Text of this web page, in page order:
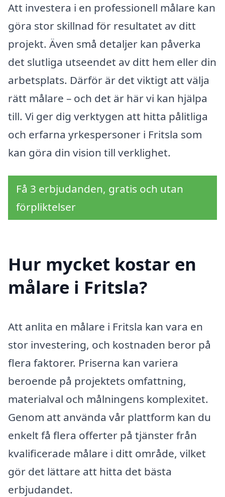
Att investera i en professionell målare kan
göra stor skillnad för resultatet av ditt
projekt. Även små detaljer kan påverka
det slutliga utseendet av ditt hem eller din
arbetsplats. Därför är det viktigt att välja
rätt målare – och det är här vi kan hjälpa
till. Vi ger dig verktygen att hitta pålitliga
och erfarna yrkespersoner i Fritsla som
kan göra din vision till verklighet.
Få 3 erbjudanden, gratis och utan
förpliktelser
Hur mycket kostar en
målare i Fritsla?
Att anlita en målare i Fritsla kan vara en
stor investering, och kostnaden beror på
flera faktorer. Priserna kan variera
beroende på projektets omfattning,
materialval och målningens komplexitet.
Genom att använda vår plattform kan du
enkelt få flera offerter på tjänster från
kvalificerade målare i ditt område, vilket
gör det lättare att hitta det bästa
erbjudandet.